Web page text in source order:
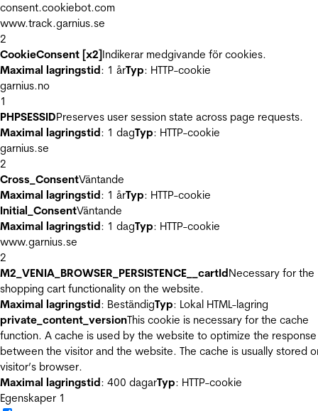
consent.cookiebot.com
www.track.garnius.se
2
CookieConsent [x2]Indikerar medgivande för cookies.
Maximal lagringstid: 1 årTyp: HTTP-cookie
garnius.no
1
PHPSESSIDPreserves user session state across page requests.
Maximal lagringstid: 1 dagTyp: HTTP-cookie
garnius.se
2
Cross_ConsentVäntande
Maximal lagringstid: 1 årTyp: HTTP-cookie
Initial_ConsentVäntande
Maximal lagringstid: 1 dagTyp: HTTP-cookie
www.garnius.se
2
M2_VENIA_BROWSER_PERSISTENCE__cartIdNecessary for the
shopping cart functionality on the website.
Maximal lagringstid: BeständigTyp: Lokal HTML-lagring
private_content_versionThis cookie is necessary for the cache
function. A cache is used by the website to optimize the
between the visitor and the website. The cache is usually stored
visitor’s browser.
Maximal lagringstid: 400 dagarTyp: HTTP-cookie
Egenskaper 1